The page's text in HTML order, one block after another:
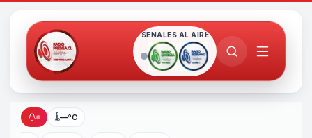
SEÑALES AL AIRE
🌡—°C